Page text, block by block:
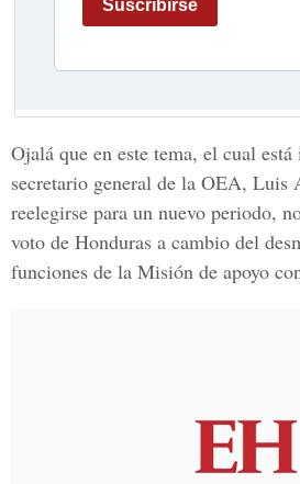
Ojalá que en este tema, el cual
secretario general de la OEA, Luis
reelegirse para un nuevo periodo,
voto de Honduras a cambio del
funciones de la Misión de apoyo